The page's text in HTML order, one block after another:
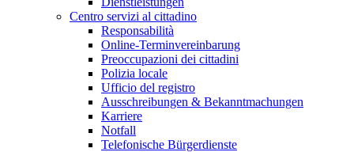
Centro servizi al cittadino
Responsabilità
Online-Terminvereinbarung
Preoccupazioni dei cittadini
Polizia locale
Ufficio del registro
Ausschreibungen & Bekanntmachungen
Karriere
Notfall
Telefonische Bürgerdienste